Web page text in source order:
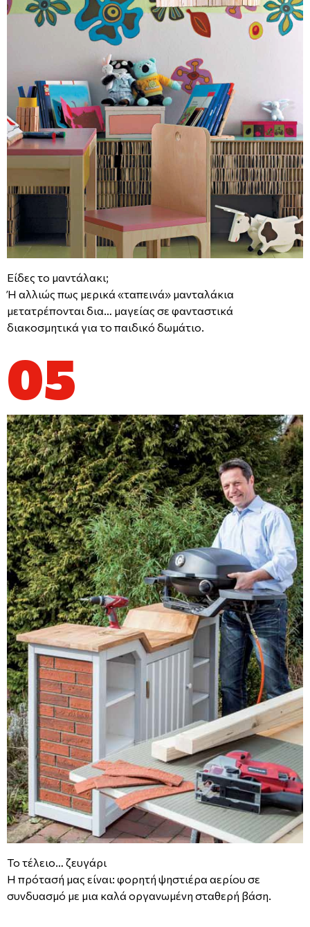
Είδες το μαντάλακι;
Ή αλλιώς πως μερικά «ταπεινά» μανταλάκια
μετατρέπονται δια… μαγείας σε φανταστικά
διακοσμητικά για το παιδικό δωμάτιο.
05
Το τέλειο… ζευγάρι
Η πρότασή μας είναι: φορητή ψηστιέρα αερίου σε
συνδυασμό με μια καλά οργανωμένη σταθερή βάση.